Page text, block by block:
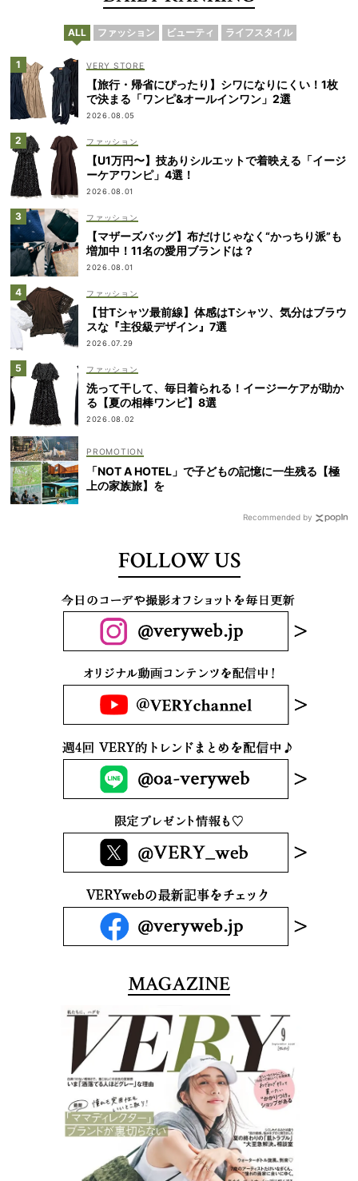
ALL ファッション ビューティ ライフスタイル
VERY STORE
【旅行・帰省にぴったり】シワになりにくい！1枚
で決まる「ワンピ&オールインワン」2選
2026.08.05
ファッション
【U1万円〜】技ありシルエットで着映える「イージ
ーケアワンピ」4選！
2026.08.01
ファッション
【マザーズバッグ】布だけじゃなく“かっちり派”も
増加中！11名の愛用ブランドは？
2026.08.01
ファッション
【甘Tシャツ最前線】体感はTシャツ、気分はブラウ
スな『主役級デザイン』7選
2026.07.29
ファッション
洗って干して、毎日着られる！イージーケアが助か
る【夏の相棒ワンピ】8選
2026.08.02
「NOT A HOTEL」で子どもの記憶に一生残る【極
上の家族旅】を
Recommended by
FOLLOW US
MAGAZINE